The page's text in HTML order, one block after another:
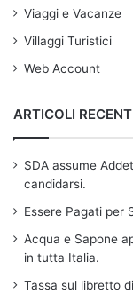
Viaggi e Vacanze
Villaggi Turistici
Web Account
ARTICOLI
SDA assume
candidarsi.
Essere Pagati per
Acqua e Sapone
in tutta Italia.
Tassa sul libretto